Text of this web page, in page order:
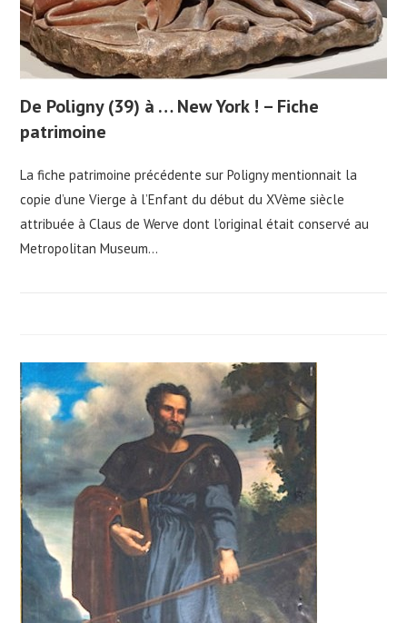
De Poligny (39) à … New York ! – Fiche
patrimoine
La fiche patrimoine précédente sur Poligny mentionnait la
copie d’une Vierge à l’Enfant du début du XVème siècle
attribuée à Claus de Werve dont l’original était conservé au
Metropolitan Museum…